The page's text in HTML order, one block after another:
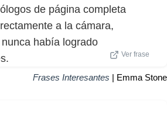
de página completa
a la cámara,
había logrado
Ver frase
Frases Interesantes | Emma Stone